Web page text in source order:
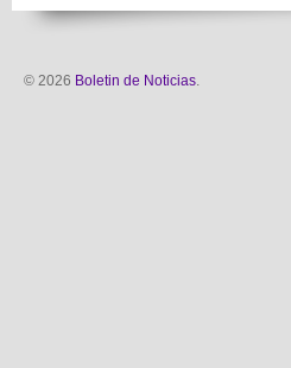
© 2026 Boletin de Noticias.